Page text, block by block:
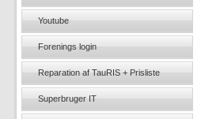
Youtube
Forenings login
Reparation af TauRIS + Prisliste
Superbruger IT